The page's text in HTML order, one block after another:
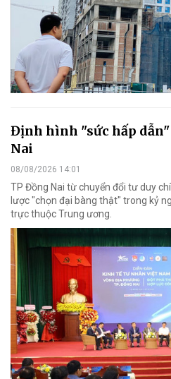
Định hình "sức hấp
Nai
08/08/2026 14:01
TP Đồng Nai từ chuyển đổi tư duy
lược "chọn đại bàng thật" trong kỷ
trực thuộc Trung ương.